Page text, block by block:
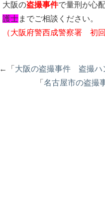
大阪の盗撮事件で量刑が心
護士までご相談ください。
（大阪府警西成警察署 初
←「 大阪の盗撮事件 盗撮ハ
「 名古屋市の盗撮